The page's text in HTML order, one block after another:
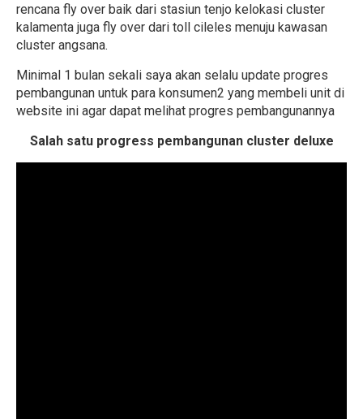
rencana fly over baik dari stasiun tenjo kelokasi cluster
kalamenta juga fly over dari toll cileles menuju kawasan
cluster angsana.
Minimal 1 bulan sekali saya akan selalu update progres
pembangunan untuk para konsumen2 yang membeli unit di
website ini agar dapat melihat progres pembangunannya
Salah satu progress pembangunan cluster deluxe